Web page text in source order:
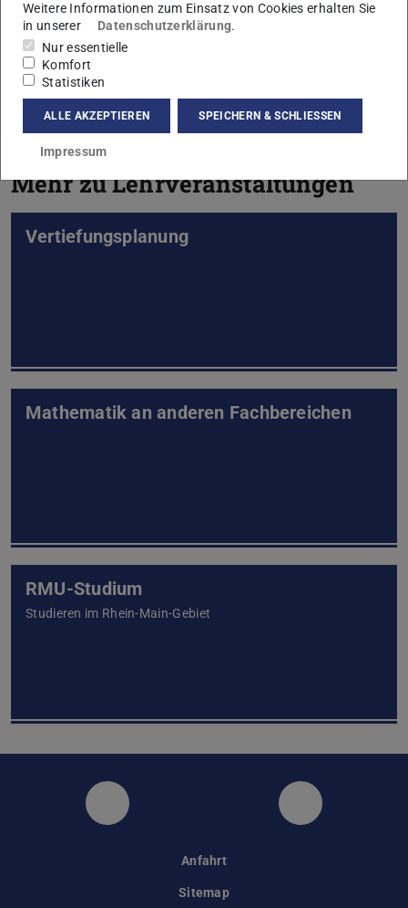
Mehr zu Lehrveranstaltungen
Vertiefungsplanung
Mathematik an anderen Fachbereichen
RMU-Studium
Studieren im Rhein-Main-Gebiet
Instagram Facebook
Anfahrt
Sitemap
Weitere Informationen zum Einsatz von Cookies erhalten Sie
in unserer
Datenschutzerklärung.
Nur essentielle
Komfort
Statistiken
ALLE AKZEPTIEREN SPEICHERN & SCHLIESSEN
Impressum